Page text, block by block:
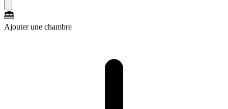
Ajouter une chambre